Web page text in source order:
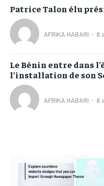
Patrice Talon élu
AFRIKA HABARI - 6
Le Bénin entre dans
l’installation de son
AFRIKA HABARI - 6